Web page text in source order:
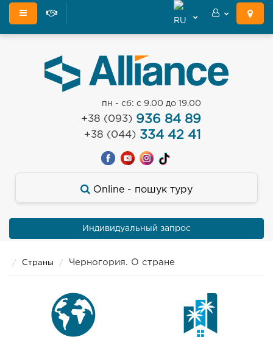
пн - сб: с 9.00 до 19.00
+38 (093)936 84 89
+38 (044)334 42 41
Оnline - пошук туру
Индивидуальный запрос
Страны Черногория. О стране